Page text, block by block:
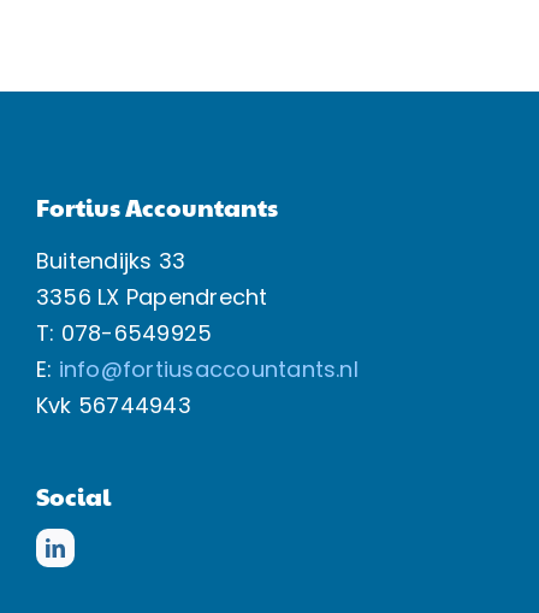
Fortius Accountants
Buitendijks 33
3356 LX Papendrecht
T: 078-6549925
E: info@fortiusaccountants.nl
Kvk 56744943
Social